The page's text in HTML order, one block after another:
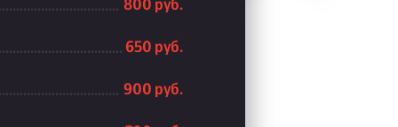
800 руб.
650 руб.
900 руб.